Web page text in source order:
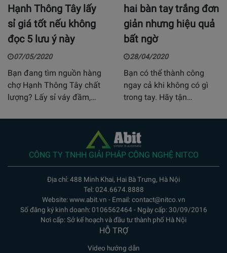
Hạnh Thông Tây lấy
sỉ giá tốt nếu không
đọc 5 lưu ý này
07/05/2020
Bạn đang tìm nguồn hàng
chợ Hạnh Thông Tây chất
lượng? Lấy sỉ váy đầm,…
hai bàn tay trắng đơn
giản nhưng hiệu quả
bất ngờ
28/04/2020
Bạn có thể thành công
ngay cả khi không có gì
trong tay. Hãy tận…
CÔNG TY TNHH GIẢI PHÁP CÔNG NGHỆ NITCO
Địa chỉ: 488 Minh Khai, Hai Bà Trưng, Hà Nội
Tel: 024.6674.8888
Website: www.abit.vn - Email: contact@nitco.vn
Số đăng ký kinh doanh: 0106562464 - Ngày cấp: 30/09/2016
Nơi cấp: Sở kế hoạch và đầu tư thành phố Hà Nội
HỖ TRỢ
Video hướng dẫn